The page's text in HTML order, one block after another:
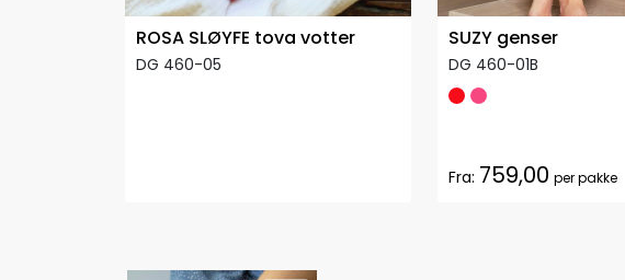
ROSA SLØYFE tova votter
DG 460-05
SUZY genser
DG 460-01B
Fra: 759,00 per pakke